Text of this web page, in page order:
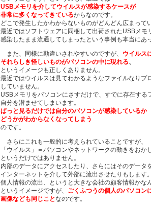
USBメモリを介してウイルスが感染するケースが
非常に多くなってきているからなのです。
どこで発生したかわからないものがどんどん広まって
最近ではソフトウェアに同梱して出荷されたUSBメモ
感染したまま流通してしまったという事例も本当にあ
また、同様に勘違いされやすいのですが、 ウイルス
それらしき怪しいものがパソコンの中に現れる、
というイメージも正しくありません。
最近ではウイルスは見てわかるようなファイルなりプ
していません。
USBメモリをパソコンにさすだけで、すでに存在する
自分を潜ませてしまいます。
ぱっと見るだけでは自分のパソコンが感染しているか
どうかがわからなくなってしまう
のです。
さらにこれも一般的に考えられていることですが、
「ウイルス」＝パソコンやネットワークの動きをおか
というだけではありません。
内部のデータにアクセスしたり、さらにはそのデータ
インターネットを介して外部に流出させたりもします。
個人情報の流出、というと大きな会社の顧客情報かな
というイメージですが、 ごくふつうの個人のパソコン
画像なども同じことなのです。